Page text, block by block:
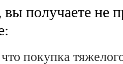
получаете не
покупка